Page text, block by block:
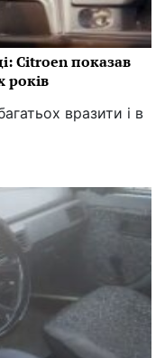
Citroen показав
років
вразити і в